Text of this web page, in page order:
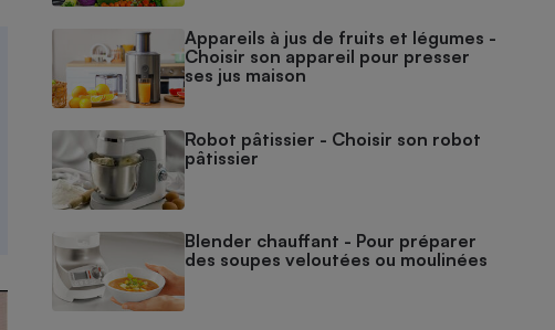
Appareils à jus de fruits et légumes -
Choisir son appareil pour presser
ses jus maison
Robot pâtissier - Choisir son robot
pâtissier
Blender chauffant - Pour préparer
des soupes veloutées ou moulinées